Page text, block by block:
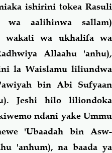
ishirini tokea Rasuli
wa aalihinwa sallam)
wakati wa ukhalifa wa
Allaahu 'anhu),
la Waislamu liliundwa
bin Abi Sufyaan
Jeshi hilo liliondoka
ndani yake Ummu
'Ubaadah bin Asw-
'anhum), na baada ya